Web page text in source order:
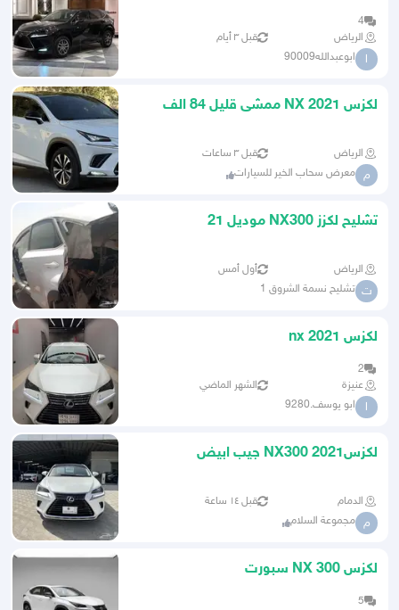
4
الرياض
قبل ٣ أيام
ا ابوعبدالله90009
لكزس NX 2021 ممشى قليل 84 الف
الرياض قبل ٣ ساعات
م معرض سحاب الخير للسيارات
تشليح لكزز NX300 موديل 21
الرياض أول أمس
ت تشليح نسمة الشروق 1
لكزس nx 2021
2
عنيزة
الشهر الماضي
ا ابو يوسف.9280
لكزسNX300 2021 جيب ابيض
الدمام قبل ١٤ ساعة
م مجموعة السلام
لكزس NX 300 سبورت
5